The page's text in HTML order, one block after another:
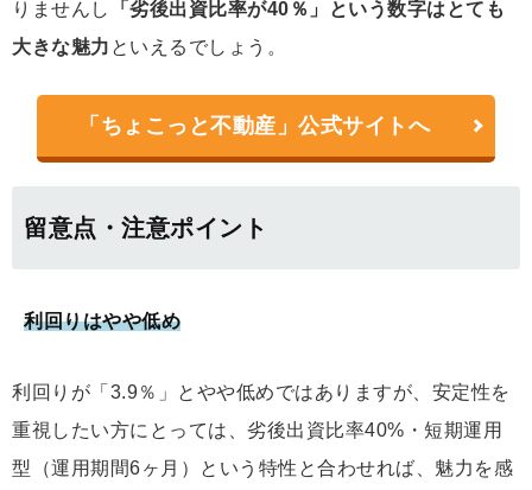
りませんし
「劣後出資比率が40％」という数字はとても
大きな魅力 といえるでしょう。
「ちょこっと不動産」公式サイトへ
留意点・注意ポイント
利回りはやや低め
利回りが「3.9％」とやや低めではありますが、安定性を
重視したい方にとっては、劣後出資比率40%・短期運用
型（運用期間6ヶ月）という特性と合わせれば、魅力を感